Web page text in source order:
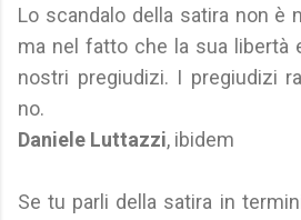
Lo scandalo della satira non è
ma nel fatto che la sua libertà
nostri pregiudizi. I pregiudizi
no.
Daniele Luttazzi, ibidem
Se tu parli della satira in